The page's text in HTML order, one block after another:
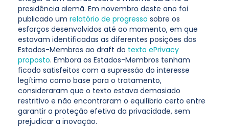
presidência alemã. Em novembro deste ano foi
publicado um relatório de progresso sobre os
esforços desenvolvidos até ao momento, em que
estavam identificadas as diferentes posições dos
Estados-Membros ao draft do texto ePrivacy
proposto. Embora os Estados-Membros tenham
ficado satisfeitos com a supressão do interesse
legítimo como base para o tratamento,
consideraram que o texto estava demasiado
restritivo e não encontraram o equilíbrio certo entre
garantir a proteção efetiva da privacidade, sem
prejudicar a inovação.